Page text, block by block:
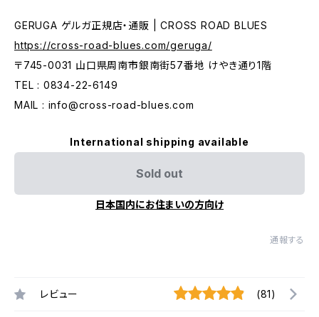
GERUGA ゲルガ正規店・通販 | CROSS ROAD BLUES
https://cross-road-blues.com/geruga/
〒745-0031 山口県周南市銀南街57番地 けやき通り1階
TEL : 0834-22-6149
MAIL : info@cross-road-blues.com
International shipping available
Sold out
日本国内にお住まいの方向け
通報する
レビュー (81)